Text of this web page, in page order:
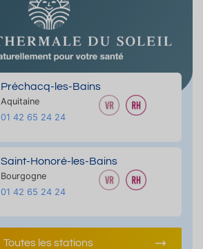
Préchacq-les-Bains
Aquitaine
01 42 65 24 24
Saint-Honoré-les-Bains
Bourgogne
01 42 65 24 24
Toutes les stations